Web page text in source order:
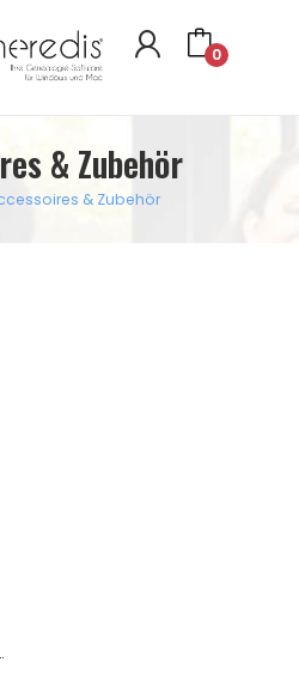
0
& Zubehör
& Zubehör